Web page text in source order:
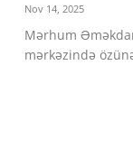
Nov 14, 2025
Mərhum
mərkəzində